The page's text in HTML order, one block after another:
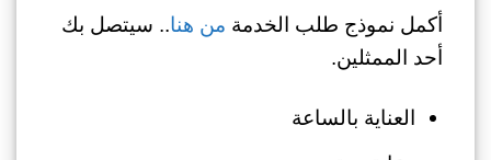
أكمل نموذج طلب الخدمة من هنا.. سيتصل بك
أحد الممثلين.
العناية بالساعة